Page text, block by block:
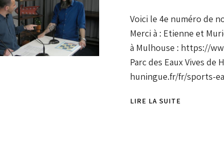
Voici le 4e numéro de
Merci à : Etienne et
à Mulhouse : https://
Parc des Eaux Vives
huningue.fr/fr/sports-
LIRE LA SUITE